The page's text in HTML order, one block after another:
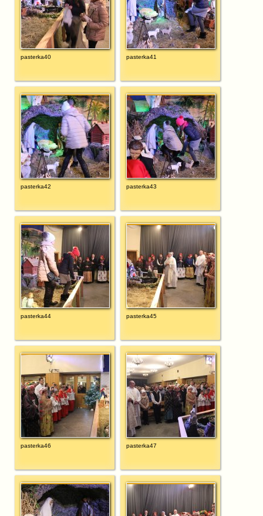
pasterka40 pasterka41
pasterka42 pasterka43
pasterka44 pasterka45
pasterka46 pasterka47